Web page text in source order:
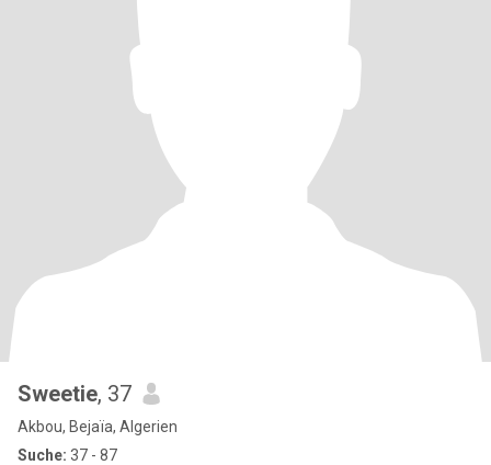
Sweetie, 37
Akbou, Bejaïa, Algerien
Suche: 37 - 87